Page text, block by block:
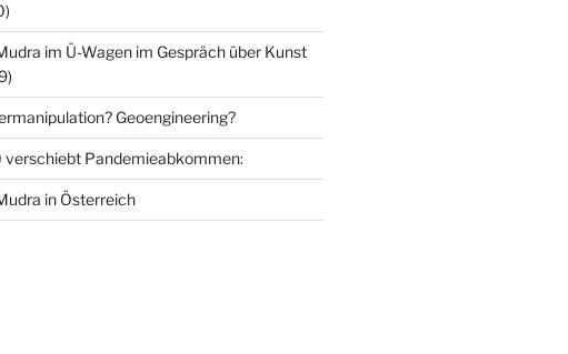
im Ü-Wagen im Gespräch über Kunst
Geoengineering?
verschiebt Pandemieabkommen:
in Österreich